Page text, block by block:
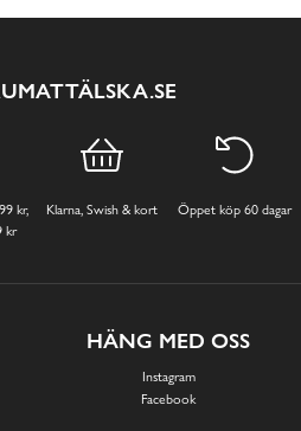
kr,
kr
Klarna, Swish & kort Öppet köp 60 dagar
HÄNG MED OSS
Instagram
Facebook